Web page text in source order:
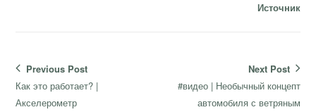
Источник
Навигация
по
записям
Previous Post
Previous
post:
Как это работает? |
Акселерометр
Next Post
Next
#видео | Необычный концепт
автомобиля с ветряным